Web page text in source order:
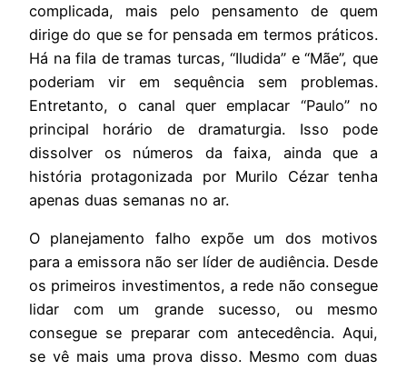
complicada, mais pelo pensamento de quem
dirige do que se for pensada em termos práticos.
Há na fila de tramas turcas, “Iludida” e “Mãe”, que
poderiam vir em sequência sem problemas.
Entretanto, o canal quer emplacar “Paulo” no
principal horário de dramaturgia. Isso pode
dissolver os números da faixa, ainda que a
história protagonizada por Murilo Cézar tenha
apenas duas semanas no ar.
O planejamento falho expõe um dos motivos
para a emissora não ser líder de audiência. Desde
os primeiros investimentos, a rede não consegue
lidar com um grande sucesso, ou mesmo
consegue se preparar com antecedência. Aqui,
se vê mais uma prova disso. Mesmo com duas